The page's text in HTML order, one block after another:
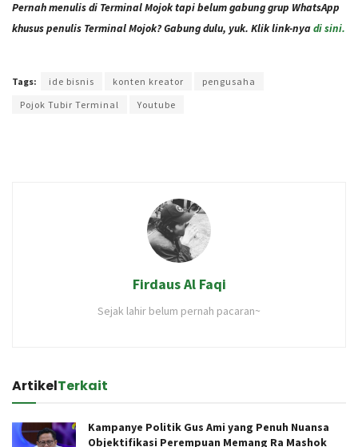
Pernah menulis di Terminal Mojok tapi belum gabung grup WhatsApp
khusus penulis Terminal Mojok? Gabung dulu, yuk. Klik link-nyadi sini.
Tags: ide bisnis konten kreator
pengusaha
Pojok Tubir Terminal
Youtube
Firdaus Al Faqi
Sejak lahir belum pernah pacaran~
ArtikelTerkait
Kampanye Politik Gus Ami yang Penuh Nuansa
Objektifikasi Perempuan Memang Ra Mashok